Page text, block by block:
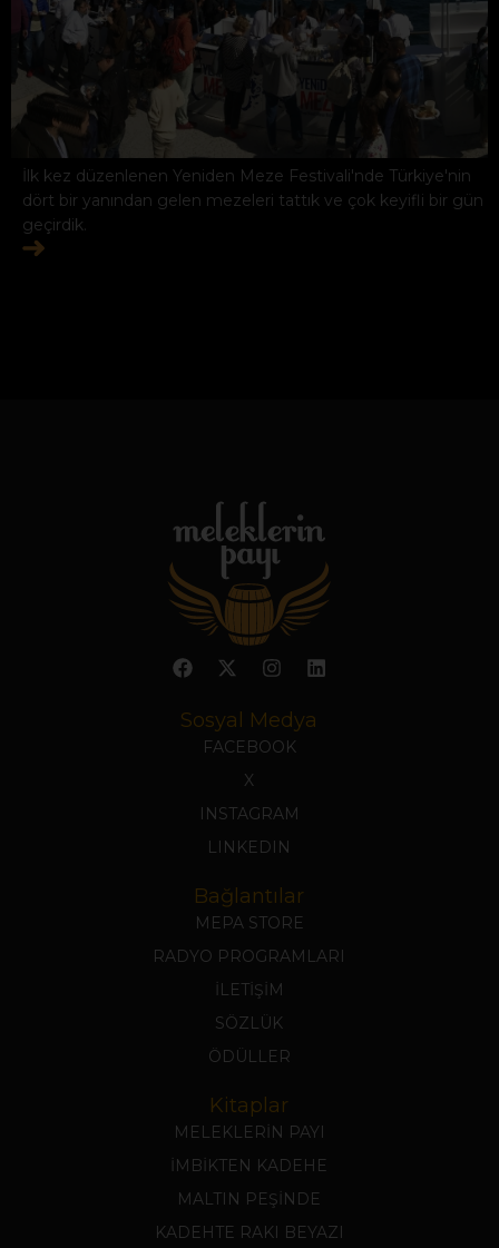
İlk kez düzenlenen Yeniden Meze Festivali'nde Türkiye'nin
dört bir yanından gelen mezeleri tattık ve çok keyifli bir gün
geçirdik.
Sosyal Medya
FACEBOOK
X
INSTAGRAM
LINKEDIN
Bağlantılar
MEPA STORE
RADYO PROGRAMLARI
İLETİŞİM
SÖZLÜK
ÖDÜLLER
Kitaplar
MELEKLERİN PAYI
İMBİKTEN KADEHE
MALTIN PEŞİNDE
KADEHTE RAKI BEYAZI